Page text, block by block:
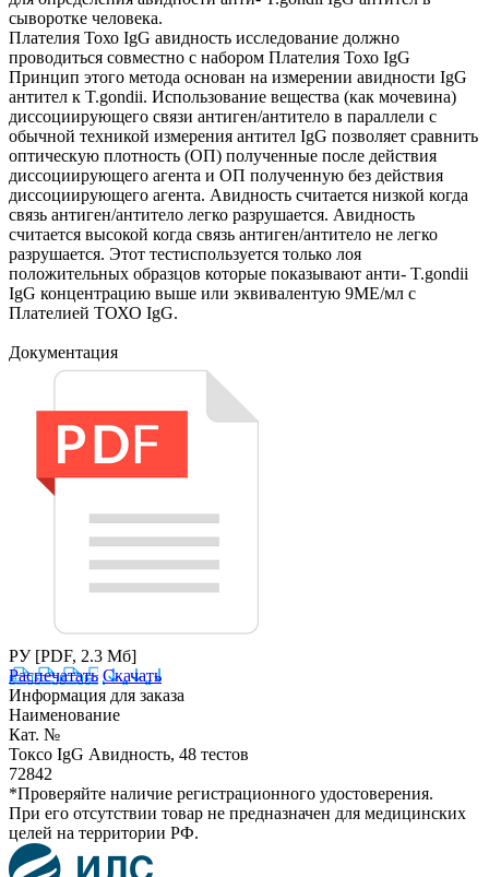
сыворотке человека.
Плателия Тохо IgG авидность исследование должно
проводиться совместно с набором Плателия Тохо IgG
Принцип этого метода основан на измерении авидности IgG
антител к T.gondii. Использование вещества (как мочевина)
диссоциирующего связи антиген/антитело в параллели с
обычной техникой измерения антител IgG позволяет сравнить
оптическую плотность (ОП) полученные после действия
диссоциирующего агента и ОП полученную без действия
диссоциирующего агента. Авидность считается низкой когда
связь антиген/антитело легко разрушается. Авидность
считается высокой когда связь антиген/антитело не легко
разрушается. Этот тестиспользуется только лоя
положительных образцов которые показывают анти- T.gondii
IgG концентрацию выше или эквивалентую 9МЕ/мл с
Плателией ТОХО IgG.
Документация
РУ [PDF, 2.3 Мб]
Распечатать Скачать
Информация для заказа
Наименование
Кат. №
Токсо IgG Авидность, 48 тестов
72842
*Проверяйте наличие регистрационного удостоверения.
При его отсутствии товар не предназначен для медицинских
целей на территории РФ.